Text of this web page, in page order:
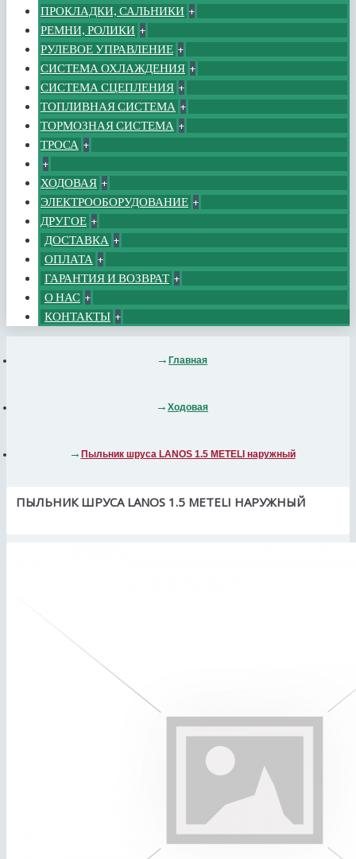
ПРОКЛАДКИ, САЛЬНИКИ +
РЕМНИ, РОЛИКИ +
РУЛЕВОЕ УПРАВЛЕНИЕ +
СИСТЕМА ОХЛАЖДЕНИЯ +
СИСТЕМА СЦЕПЛЕНИЯ +
ТОПЛИВНАЯ СИСТЕМА +
ТОРМОЗНАЯ СИСТЕМА +
ТРОСА +
+
ХОДОВАЯ +
ЭЛЕКТРООБОРУДОВАНИЕ +
ДРУГОЕ +
ДОСТАВКА +
ОПЛАТА +
ГАРАНТИЯ И ВОЗВРАТ +
О НАС +
КОНТАКТЫ +
Главная
Ходовая
Пыльник шруса LANOS 1.5 METELI наружный
ПЫЛЬНИК ШРУСА LANOS 1.5 METELI НАРУЖНЫЙ